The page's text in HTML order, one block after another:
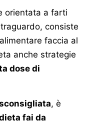
orientata a farti
consiste
faccia al
anche strategie
dose di
, è
fai da